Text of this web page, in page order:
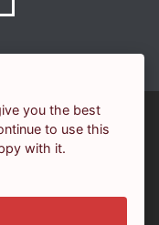
you the best
to use this
with it.